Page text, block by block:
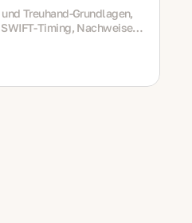
Treuhand-Grundlagen,
Timing, Nachweise